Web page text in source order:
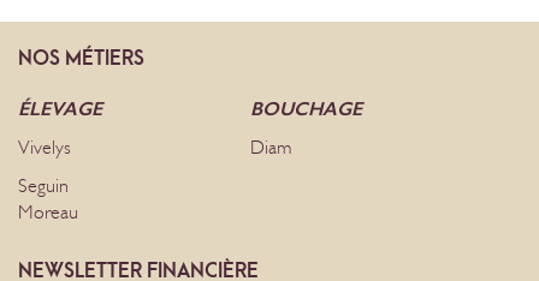
NOS MÉTIERS
ÉLEVAGE
Vivelys
Seguin
Moreau
BOUCHAGE
Diam
NEWSLETTER FINANCIÈRE